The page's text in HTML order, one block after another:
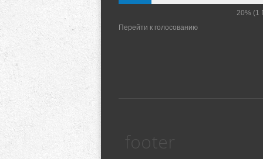
20% (1
Перейти к голосованию
footer